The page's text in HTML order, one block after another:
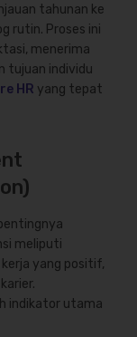
tahunan ke
rutin. Proses ini
menerima
tujuan individu
HR yang tepat
meliputi
yang positif,
indikator utama